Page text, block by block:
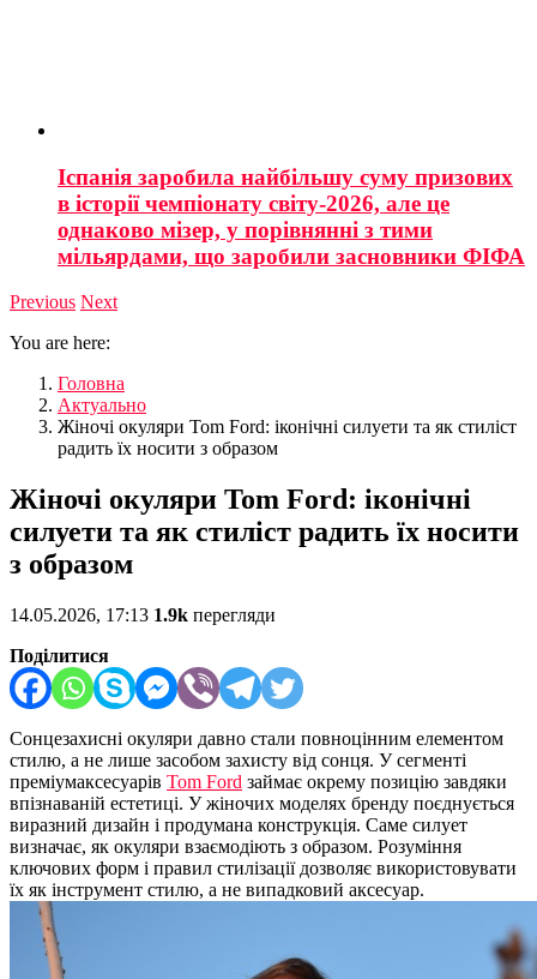
Іспанія заробила найбільшу суму призових
в історії чемпіонату світу-2026, але це
однаково мізер, у порівнянні з тими
мільярдами, що заробили засновники ФІФА
Previous Next
You are here:
Головна
Актуально
Жіночі окуляри Tom Ford: іконічні силуети та як стиліст
радить їх носити з образом
Жіночі окуляри Tom Ford: іконічні
силуети та як стиліст радить їх носити
з образом
14.05.2026, 17:13 1.9k перегляди
Поділитися
Сонцезахисні окуляри давно стали повноцінним елементом
стилю, а не лише засобом захисту від сонця. У сегменті
преміумаксесуарів Tom Ford займає окрему позицію завдяки
впізнаваній естетиці. У жіночих моделях бренду поєднується
виразний дизайн і продумана конструкція. Саме силует
визначає, як окуляри взаємодіють з образом. Розуміння
ключових форм і правил стилізації дозволяє використовувати
їх як інструмент стилю, а не випадковий аксесуар.